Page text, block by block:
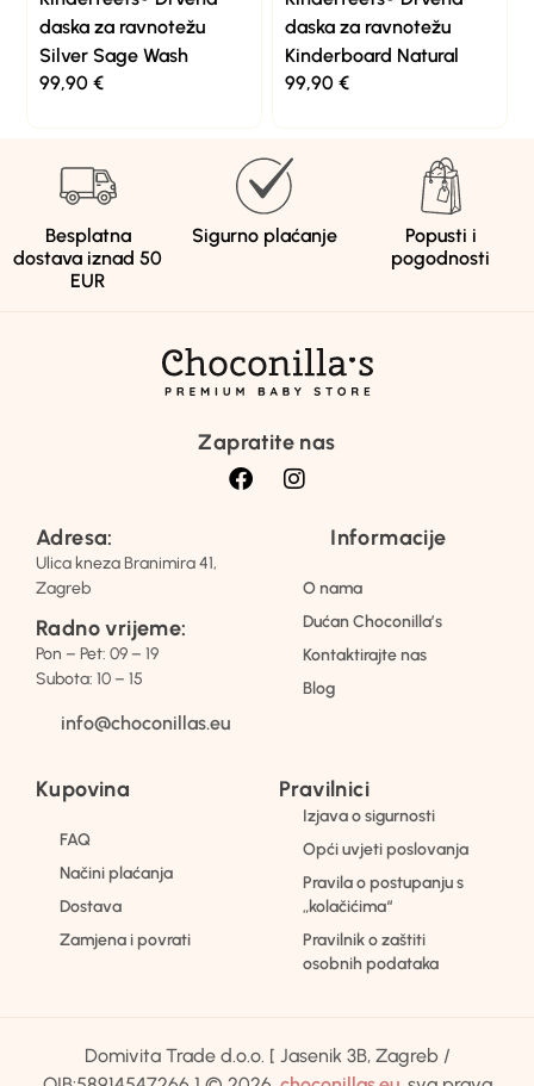
daska za ravnotežu
Silver Sage Wash
99,90€
daska za ravnotežu
Kinderboard Natural
99,90 €
Besplatna
dostava iznad 50
EUR
Sigurno plaćanje
Popusti i
pogodnosti
Zapratite nas
Adresa:
Ulica kneza Branimira 41,
Zagreb
Radno vrijeme:
Pon – Pet: 09 – 19
Subota: 10 – 15
info@choconillas.eu
Informacije
O nama
Dućan Choconilla’s
Kontaktirajte nas
Blog
Kupovina
FAQ
Načini plaćanja
Dostava
Zamjena i povrati
Pravilnici
Izjava o sigurnosti
Opći uvjeti poslovanja
Pravila o postupanju s
„kolačićima“
Pravilnik o zaštiti
osobnih podataka
Domivita Trade d.o.o. [ Jasenik 3B, Zagreb /